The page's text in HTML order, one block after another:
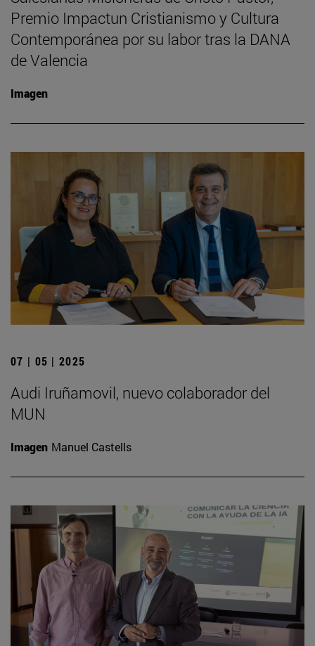
Premio Impactun Cristianismo y Cultura
Contemporánea por su labor tras la DANA
de Valencia
Imagen
07 | 05 | 2025
Audi Iruñamovil, nuevo colaborador del
MUN
Imagen Manuel Castells